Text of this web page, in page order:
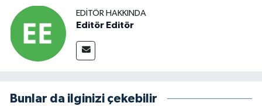
EDITÖR HAKKINDA
Editör Editör
Bunlar da ilginizi çekebilir